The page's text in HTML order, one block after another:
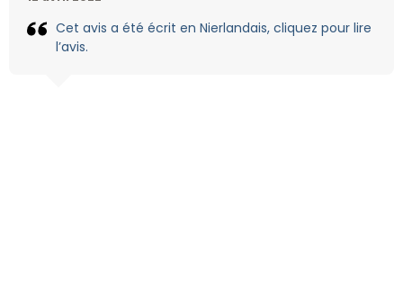
Cet avis a été écrit en Nierlandais, cliquez pour lire
l’avis.